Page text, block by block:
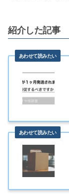
紹介した記事